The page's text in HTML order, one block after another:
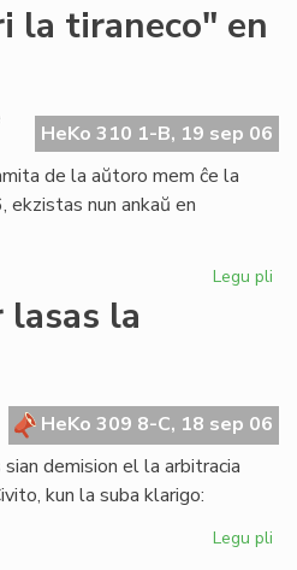
la tiraneco" en
HeKo 310 1-B, 19 sep 06
de la aŭtoro mem ĉe la
ekzistas nun ankaŭ en
Legu pli
la
HeKo 309 8-C, 18 sep 06
demision el la arbitracia
kun la suba klarigo:
Legu pli